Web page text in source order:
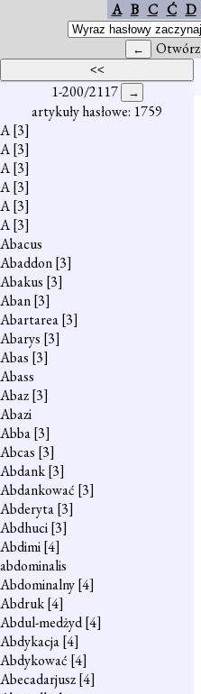
A B C Ć D
Otwórz
1-200/2117
artykuły hasłowe: 1759
A[3]
A[3]
A[3]
A[3]
A[3]
A[3]
Abacus
Abaddon[3]
Abakus [3]
Aban[3]
Abartarea[3]
Abarys [3]
Abas [3]
Abass
Abaz[3]
Abazi
Abba[3]
Abcas [3]
Abdank[3]
Abdankować [3]
Abderyta[3]
Abdhuci[3]
Abdimi[4]
abdominalis
Abdominalny[4]
Abdruk[4]
Abdul-medżyd[4]
Abdykacja[4]
Abdykować [4]
Abecadarjusz[4]